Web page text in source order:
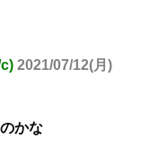
2021/07/12(月)
かな